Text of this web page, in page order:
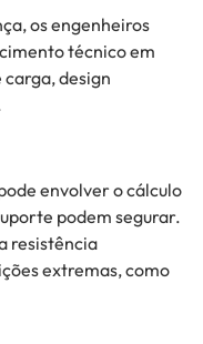
os engenheiros
técnico em
design
envolver o cálculo
podem segurar.
resistência
extremas, como